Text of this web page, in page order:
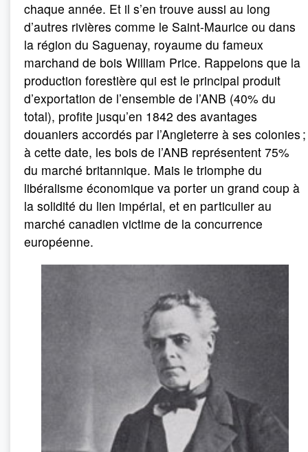
chaque année. Et il s’en trouve aussi au long
d’autres rivières comme le Saint-Maurice ou dans
la région du Saguenay, royaume du fameux
marchand de bois William Price. Rappelons que la
production forestière qui est le principal produit
d’exportation de l’ensemble de l’ANB (40% du
total), profite jusqu’en 1842 des avantages
douaniers accordés par l’Angleterre à ses colonies ;
à cette date, les bois de l’ANB représentent 75%
du marché britannique. Mais le triomphe du
libéralisme économique va porter un grand coup à
la solidité du lien impérial, et en particulier au
marché canadien victime de la concurrence
européenne.